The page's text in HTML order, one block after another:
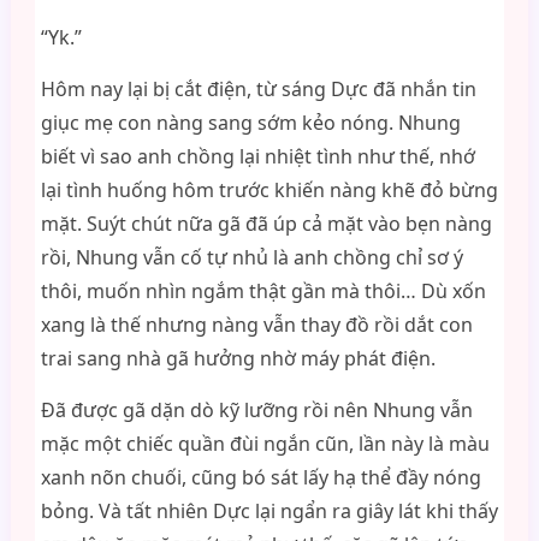
“Yk.”
Hôm nay lại bị cắt điện, từ sáng Dực đã nhắn tin
giục mẹ con nàng sang sớm kẻo nóng. Nhung
biết vì sao anh chồng lại nhiệt tình như thế, nhớ
lại tình huống hôm trước khiến nàng khẽ đỏ bừng
mặt. Suýt chút nữa gã đã úp cả mặt vào bẹn nàng
rồi, Nhung vẫn cố tự nhủ là anh chồng chỉ sơ ý
thôi, muốn nhìn ngắm thật gần mà thôi… Dù xốn
xang là thế nhưng nàng vẫn thay đồ rồi dắt con
trai sang nhà gã hưởng nhờ máy phát điện.
Đã được gã dặn dò kỹ lưỡng rồi nên Nhung vẫn
mặc một chiếc quần đùi ngắn cũn, lần này là màu
xanh nõn chuối, cũng bó sát lấy hạ thể đầy nóng
bỏng. Và tất nhiên Dực lại ngẩn ra giây lát khi thấy